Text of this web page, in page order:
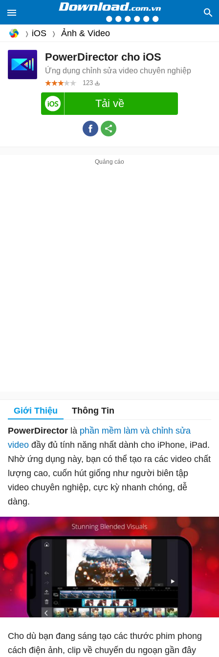
iOS Ảnh & Video
PowerDirector cho iOS
Ứng dụng chỉnh sửa video chuyên nghiệp
123
Tải về
Giới Thiệu Thông Tin
PowerDirector là phần mềm làm và chỉnh sửa
video đầy đủ tính năng nhất dành cho iPhone, iPad.
Nhờ ứng dụng này, bạn có thể tạo ra các video chất
lượng cao, cuốn hút giống như người biên tập
video chuyên nghiệp, cực kỳ nhanh chóng, dễ
dàng.
Cho dù bạn đang sáng tạo các thước phim phong
cách điện ảnh, clip về chuyến du ngoạn gần đây